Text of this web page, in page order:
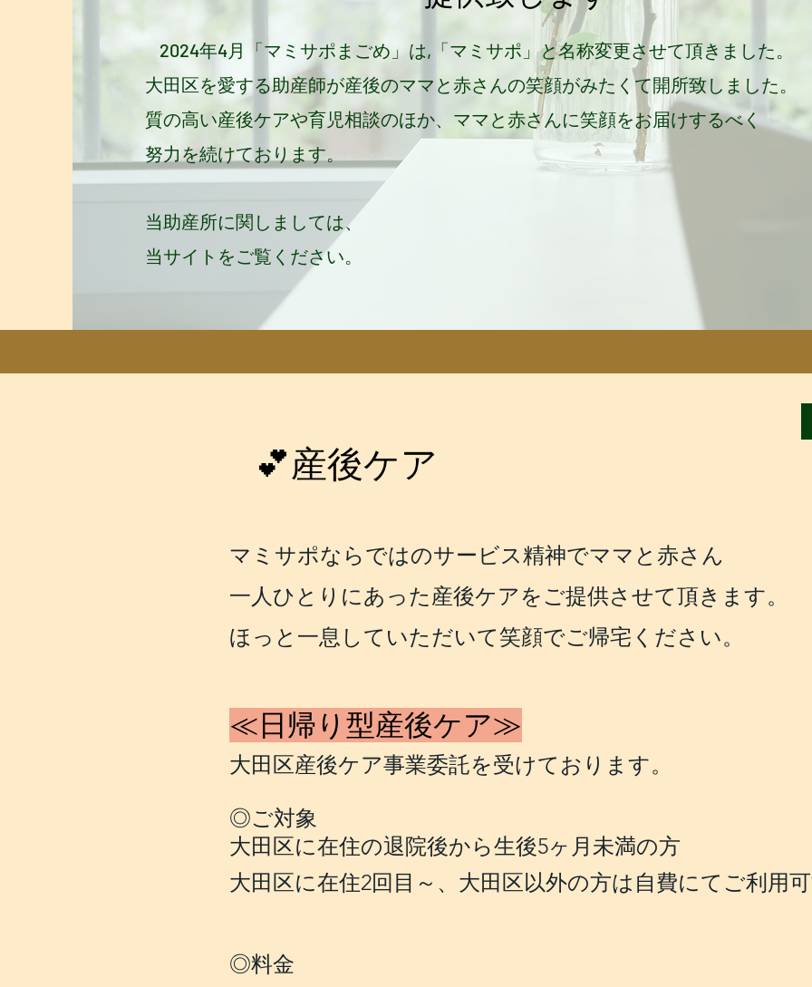
2024年4月「マミサポまごめ」は,「マミサポ」と名称変更させて頂きました。
大田区を愛する助産師が産後のママと赤さんの笑顔がみたくて開所致しました。
質の高い産後ケアや育児相談のほか、 ママと赤さんに笑顔をお届けするべく
努力を続けております。
当助産所に関しましては、
当サイトをご覧ください。
💕産後ケア
マミサポなら​ではのサービス精神でママと赤さん
一人ひとりにあった産後ケアをご提供させて頂きます。
ほっと一息していただいて笑顔でご帰宅ください。
≪日帰り型産後ケア≫
大田区産後ケア事業委託を受けております。
◎ご対象
大田区に在住の退院後から生後5ヶ月未満の方
大田区に在住2回目～、大田区以外の方は自費にてご利用可
◎料金